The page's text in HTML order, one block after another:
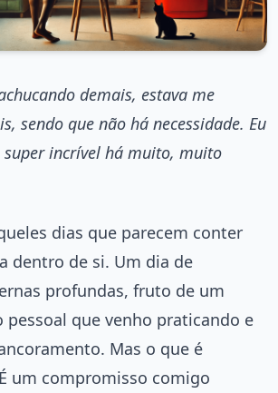
demais, estava me
sendo que não há necessidade. Eu
super incrível há muito, muito
dias que parecem conter
dentro de si. Um dia de
profundas, fruto de um
pessoal que venho praticando e
Mas o que é
um compromisso comigo